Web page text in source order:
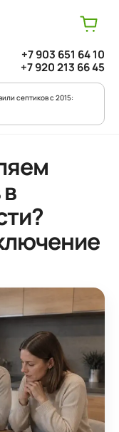
септиков с 2015:
+7 903 651 64 10
+7 920 213 66 45